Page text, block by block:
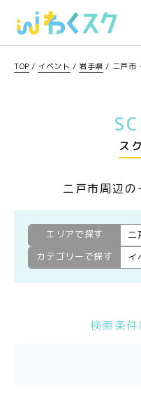
TOP / イベント / 岩手県 / 二戸市
ス
二戸市周辺
エリアで探す 二
カテゴリーで探す
イ
検索条